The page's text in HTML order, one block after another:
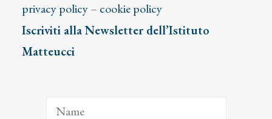
privacy policy– cookie policy
Iscriviti alla Newsletter dell’Istituto
Matteucci